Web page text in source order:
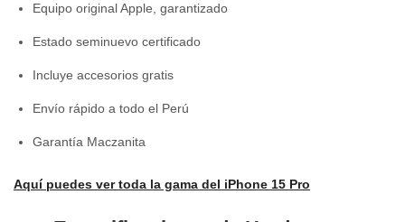
Equipo original Apple, garantizado
Estado seminuevo certificado
Incluye accesorios gratis
Envío rápido a todo el Perú
Garantía Maczanita
Aquí puedes ver toda la gama del iPhone 15 Pro